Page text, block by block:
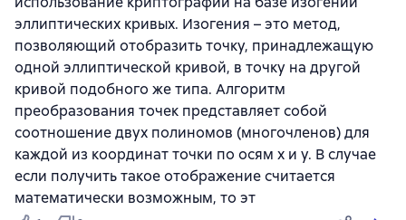
эллиптических кривых. Изогения – это метод,
позволяющий отобразить точку, принадлежащую
одной эллиптической кривой, в точку на другой
кривой подобного же типа. Алгоритм
преобразования точек представляет собой
соотношение двух полиномов (многочленов) для
каждой из координат точки по осям x и y. В случае
если получить такое отображение считается
математически возможным, то эт